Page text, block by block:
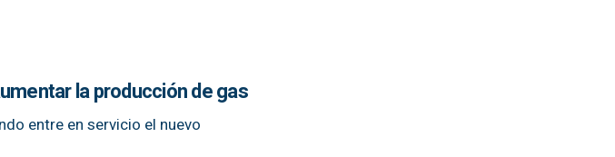
la producción de gas
entre en servicio el nuevo